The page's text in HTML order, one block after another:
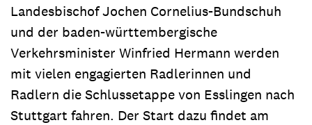
Landesbischof Jochen Cornelius-Bundschuh
und der baden-württembergische
Verkehrsminister Winfried Hermann werden
mit vielen engagierten Radlerinnen und
Radlern die Schlussetappe von Esslingen nach
Stuttgart fahren. Der Start dazu findet am